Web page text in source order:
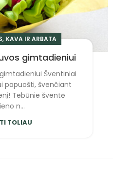
, KAVA IR ARBATA
gimtadieniui
Šventiniai
papuošti, švenčiant
Tebūnie šventė
n...
TOLIAU